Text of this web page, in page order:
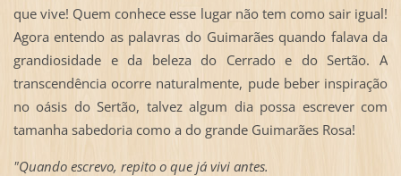
que vive! Quem conhece esse lugar não tem como sair igual!
Agora entendo as palavras do Guimarães quando falava da
grandiosidade e da beleza do Cerrado e do Sertão. A
transcendência ocorre naturalmente, pude beber inspiração
no oásis do Sertão, talvez algum dia possa escrever com
tamanha sabedoria como a do grande Guimarães Rosa!
"Quando escrevo, repito o que já vivi antes.